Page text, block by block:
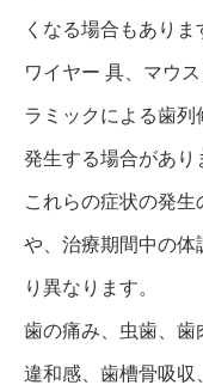
くなる場合もありま
ワイヤー 具、マウ
ラミックによる歯
発生する場合があり
これらの症状の発
や、治療期間中の体
り異なります。
歯の痛み、虫歯、歯
違和感、歯槽骨吸収